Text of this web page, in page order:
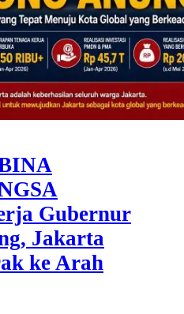
Gubernur
Jakarta
ke Arah